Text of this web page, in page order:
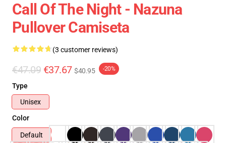
Call Of The Night - Nazuna
Pullover Camiseta
(3 customer reviews)
€47.09 €37.67 $40.95 -20%
Type
Unisex
Color
Default